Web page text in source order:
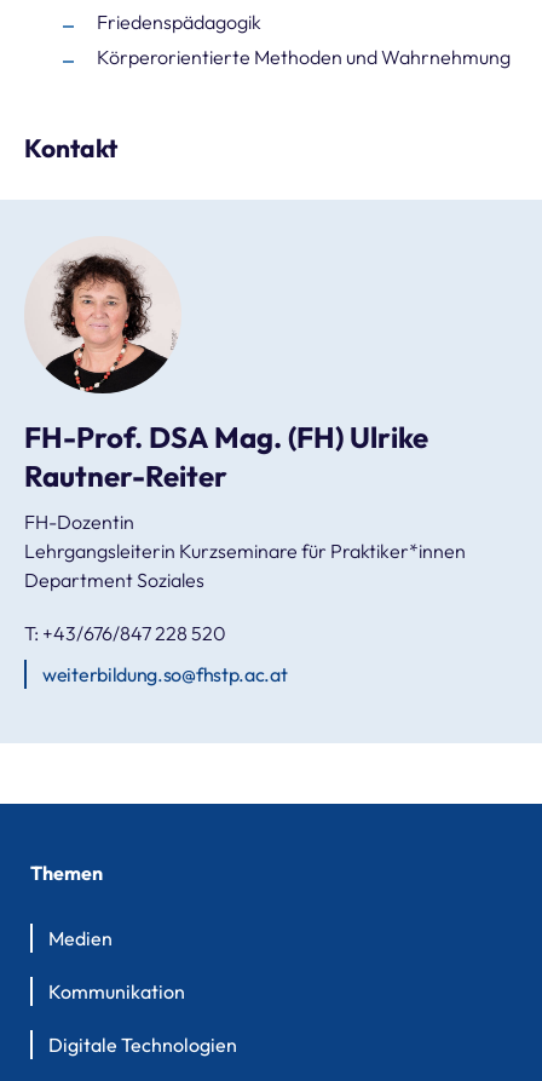
Friedenspädagogik
Körperorientierte Methoden und Wahrnehmung
Kontakt
FH-Prof. DSA Mag. (FH) Ulrike
Rautner-Reiter
FH-Dozentin
Lehrgangsleiterin Kurzseminare für Praktiker*innen
Department Soziales
T: +43/676/847 228 520
weiterbildung.so@fhstp.ac.at
Themen
Medien
Kommunikation
Digitale Technologien